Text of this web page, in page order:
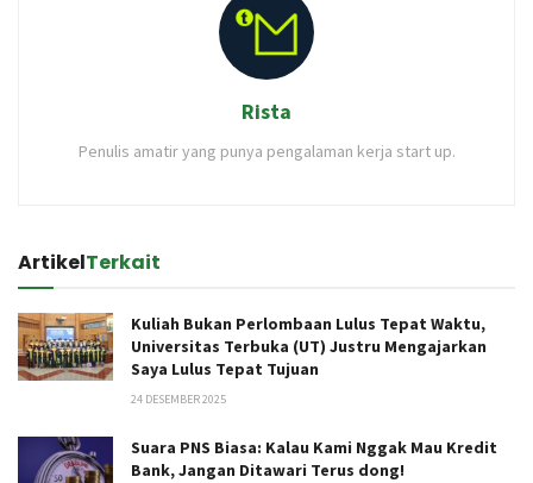
Rista
Penulis amatir yang punya pengalaman kerja start up.
ArtikelTerkait
Kuliah Bukan Perlombaan Lulus Tepat Waktu,
Universitas Terbuka (UT) Justru Mengajarkan
Saya Lulus Tepat Tujuan
24 DESEMBER 2025
Suara PNS Biasa: Kalau Kami Nggak Mau Kredit
Bank, Jangan Ditawari Terus dong!